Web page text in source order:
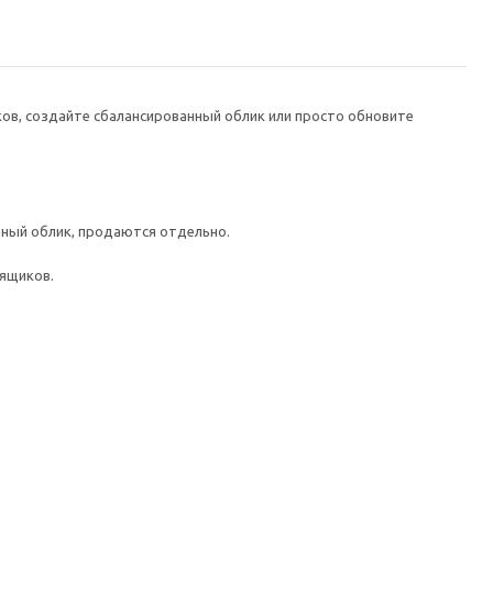
создайте сбалансированный облик или просто обновите
облик, продаются отдельно.